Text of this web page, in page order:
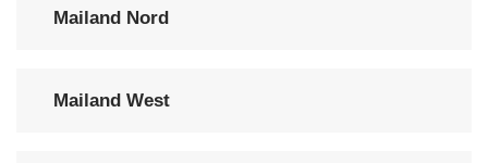
Mailand Nord
Mailand West